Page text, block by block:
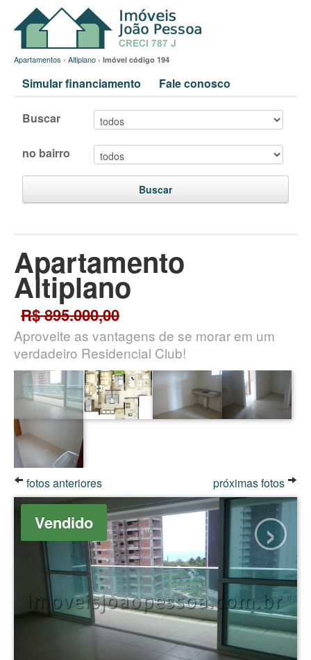
Apartamentos › Altiplano › Imóvel código 194
Simular financiamento Fale conosco
Buscar
no bairro
Buscar
Apartamento
Altiplano
R$ 895.000,00
Aproveite as vantagens de se morar em um
verdadeiro Residencial Club!
fotos anteriores próximas fotos
›
Vendido